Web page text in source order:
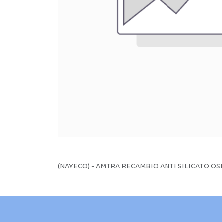
(NAYECO) - AMTRA RECAMBIO ANTI SILICATO